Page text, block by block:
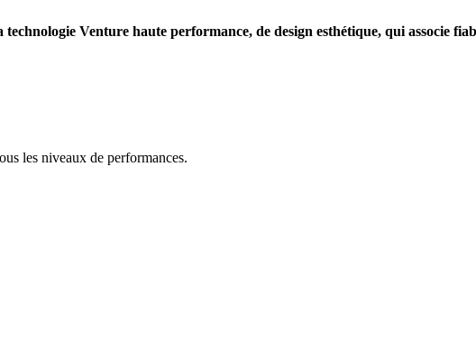
Venture haute performance, de design esthétique, qui associe
les niveaux de performances.